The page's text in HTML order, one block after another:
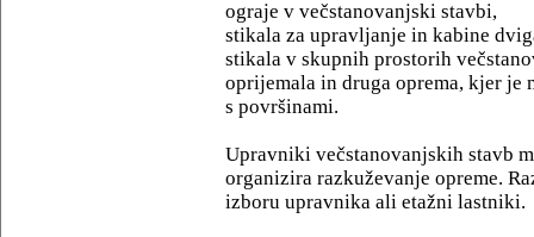
ograje v večstanovanjski stavbi,
stikala za upravljanje in kabine
stikala v skupnih prostorih
oprijemala in druga oprema, kjer
s površinami.
Upravniki večstanovanjskih stavb
organizira razkuževanje opreme.
izboru upravnika ali etažni lastniki.